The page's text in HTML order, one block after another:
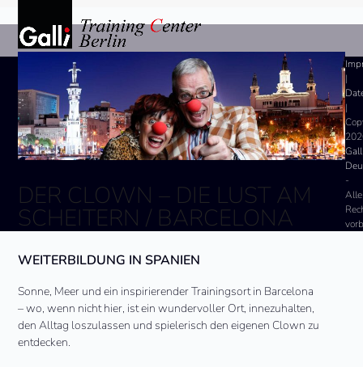
mobile
menu
mobile
menu
DER CLOWN – DIE LUST AM
SCHEITERN / BARCELONA
WEITERBILDUNG IN SPANIEN
Sonne, Meer und ein inspirierender Trainingsort in Barcelona
– wo, wenn nicht hier, ist ein wundervoller Ort, innezuhalten,
den Alltag loszulassen und spielerisch den eigenen Clown zu
entdecken.
|
|
-
Alle